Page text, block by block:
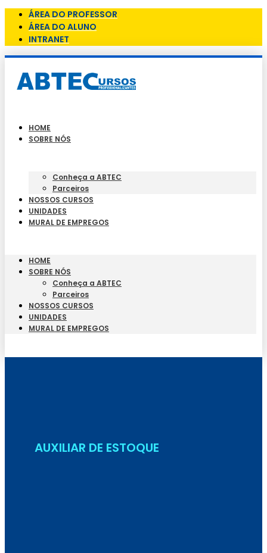
ÁREA DO PROFESSOR
ÁREA DO ALUNO
INTRANET
HOME
SOBRE NÓS
Conheça a ABTEC
Parceiros
NOSSOS CURSOS
UNIDADES
MURAL DE EMPREGOS
HOME
SOBRE NÓS
Conheça a ABTEC
Parceiros
NOSSOS CURSOS
UNIDADES
MURAL DE EMPREGOS
AUXILIAR DE ESTOQUE